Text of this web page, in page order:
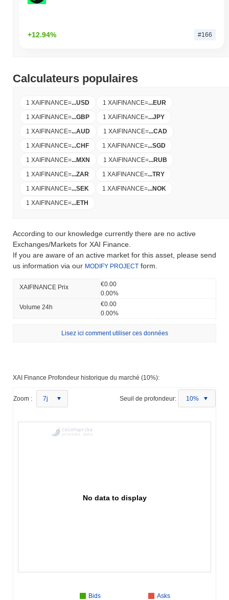
+12.94% #166
Calculateurs populaires
1 XAIFINANCE=...USD 1 XAIFINANCE=...EUR
1 XAIFINANCE=...GBP 1 XAIFINANCE=...JPY
1 XAIFINANCE=...AUD 1 XAIFINANCE=...CAD
1 XAIFINANCE=...CHF 1 XAIFINANCE=...SGD
1 XAIFINANCE=...MXN 1 XAIFINANCE=...RUB
1 XAIFINANCE=...ZAR 1 XAIFINANCE=...TRY
1 XAIFINANCE=...SEK 1 XAIFINANCE=...NOK
1 XAIFINANCE=...ETH
According to our knowledge currently there are no active
Exchanges/Markets for XAI Finance.
If you are aware of an active market for this asset, please send
us information via our MODIFY PROJECT form.
XAIFINANCE Prix ​​
€0.00
0.00%
Volume 24h
€0.00
0.00%
Lisez ici comment utiliser ces données
XAI Finance Profondeur historique du marché (10%):
Zoom : 7j Seuil de profondeur: 10%
No data to display
Bids
Asks